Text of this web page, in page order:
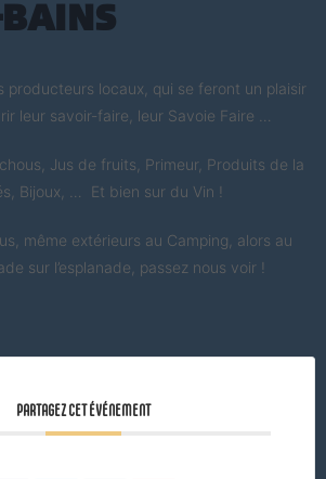
producteurs locaux, qui se feront un plaisir
leur savoir-faire, leur Savoie Faire …
Jus de fruits, Primeur, Produits de la
Bijoux, … Et bien sur du Vin !
même extérieurs au Camping, alors au
sur l’esplanade, passez nous voir !
PARTAGEZ CET ÉVÉNEMENT